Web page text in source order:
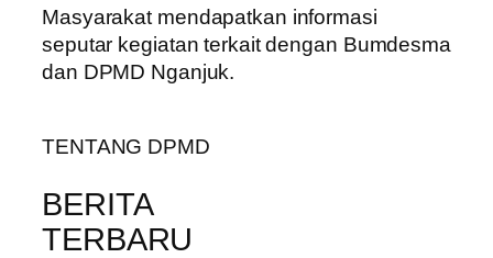
Masyarakat mendapatkan informasi
seputar kegiatan terkait dengan Bumdesma
dan DPMD Nganjuk.
TENTANG DPMD
BERITA
TERBARU